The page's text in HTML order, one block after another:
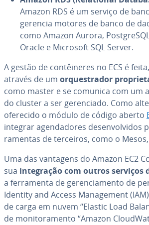
Amazon RDS é um serviço de
gerencia motores de banco de
como Amazon Aurora,
Oracle e Microsoft SQL Server.
A gestão de con­têi­ne­res no ECS é
através de um or­ques­tra­dor
como master e se comunica com um
do cluster a ser ge­ren­ci­ado. Como
oferecido o módulo de código aberto
integrar agen­da­do­res de­sen­vol­vi­dos
ra­men­tas de terceiros, como o Mesos,
Uma das vantagens do Amazon EC2
sua in­te­gra­ção com outros serviços
a fer­ra­menta de ge­ren­ci­a­mento de
Identity and Access Ma­na­ge­ment
de carga em nuvem “Elastic Load
de mo­ni­to­ra­mento “Amazon